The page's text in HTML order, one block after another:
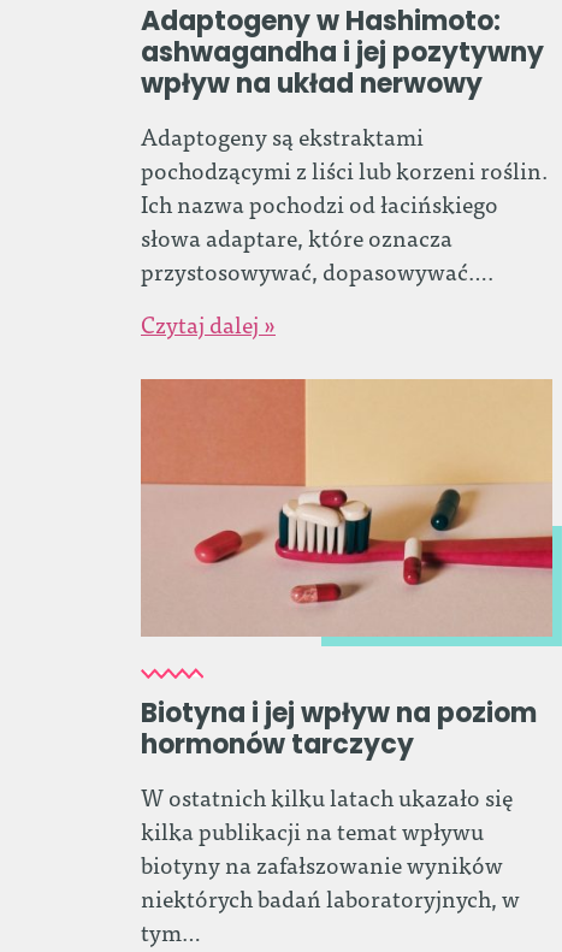
Adaptogeny w Hashimoto:
ashwagandha i jej pozytywny
wpływ na układ nerwowy
Adaptogeny są ekstraktami
pochodzącymi z liści lub korzeni roślin.
Ich nazwa pochodzi od łacińskiego
słowa adaptare, które oznacza
przystosowywać, dopasowywać….
Czytaj dalej »
Biotyna i jej wpływ na poziom
hormonów tarczycy
W ostatnich kilku latach ukazało się
kilka publikacji na temat wpływu
biotyny na zafałszowanie wyników
niektórych badań laboratoryjnych, w
tym…